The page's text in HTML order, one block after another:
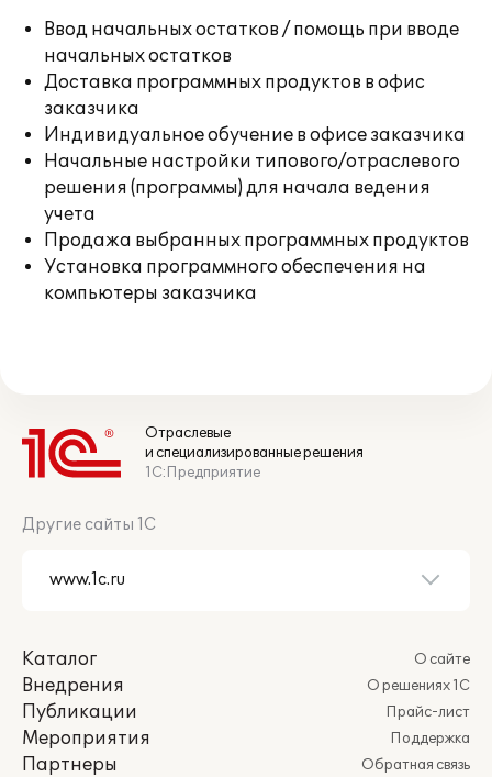
Ввод начальных остатков / помощь при вводе
начальных остатков
Доставка программных продуктов в офис
заказчика
Индивидуальное обучение в офисе заказчика
Начальные настройки типового/отраслевого
решения (программы) для начала ведения
учета
Продажа выбранных программных продуктов
Установка программного обеспечения на
компьютеры заказчика
Отраслевые
и специализированные решения
1С:Предприятие
Другие сайты 1С
Каталог
Внедрения
Публикации
Мероприятия
Партнеры
О сайте
О решениях 1С
Прайс-лист
Поддержка
Обратная связь